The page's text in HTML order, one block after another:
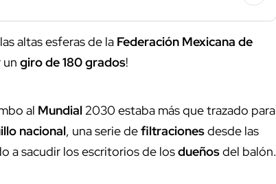
altas esferas de la Federación Mexicana de
un giro de 180 grados!
al Mundial2030 estaba más que trazado para
nacional, una serie defiltracionesdesde las
a sacudir los escritorios de losdueñosdel balón.